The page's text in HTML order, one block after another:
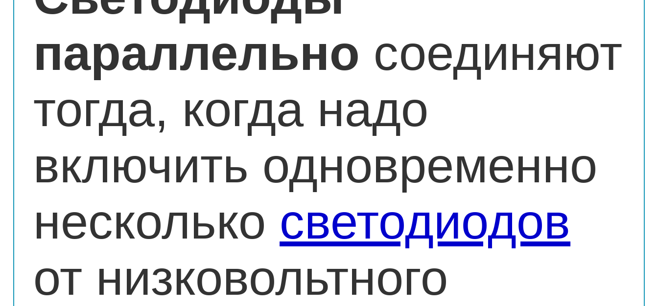
параллельно соединяют
тогда, когда надо
включить одновременно
несколько светодиодов
от низковольтного